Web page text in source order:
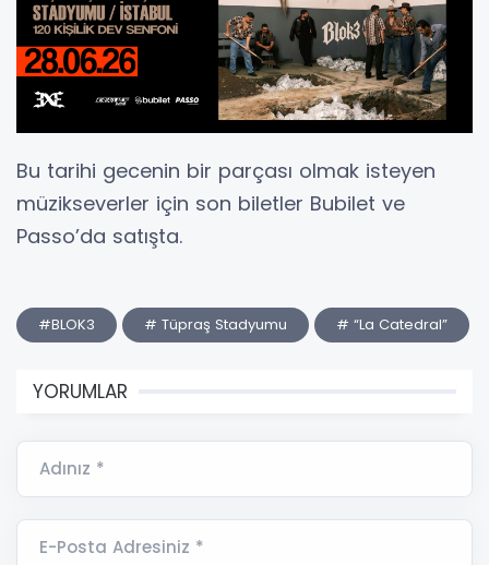
Bu tarihi gecenin bir parçası olmak isteyen
müzikseverler için son biletler Bubilet ve
Passo’da satışta.
#BLOK3 # Tüpraş Stadyumu # “La Catedral”
YORUMLAR
Adınız *
E-Posta Adresiniz *